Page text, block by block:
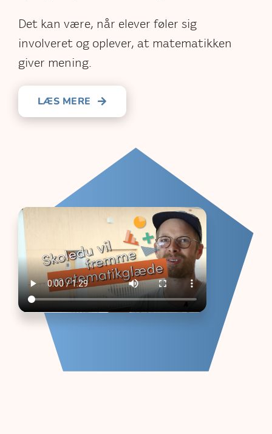
Det kan være, når elever føler sig
involveret og oplever, at matematikken
giver mening.
LÆS MERE